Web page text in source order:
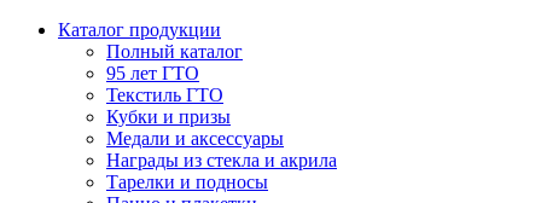
Каталог продукции
Полный каталог
95 лет ГТО
Текстиль ГТО
Кубки и призы
Медали и аксессуары
Награды из стекла и акрила
Тарелки и подносы